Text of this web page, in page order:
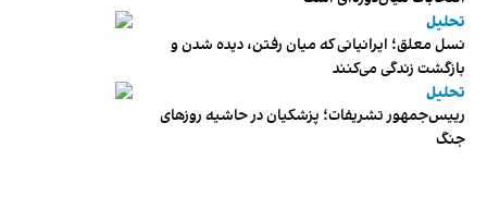
تحلیل
نسل معلق؛ ایرانیانی که میان رفتن، دیده شدن و
بازگشت زندگی می‌کنند
تحلیل
رییس‌جمهور تشریفات؛ پزشکیان در حاشیه روزهای
جنگ